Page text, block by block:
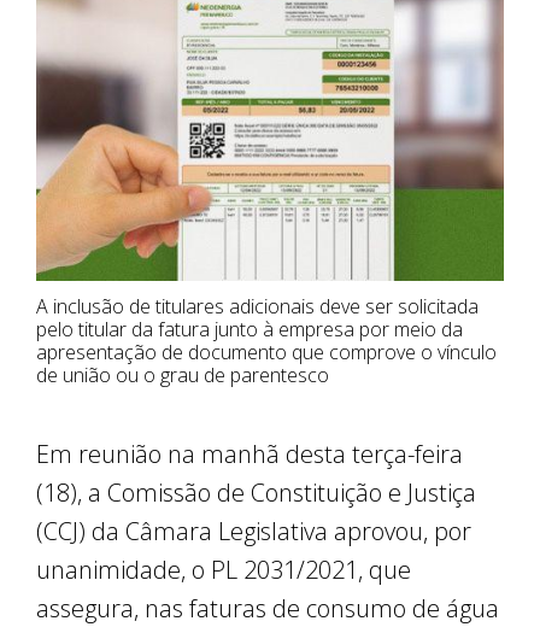
A inclusão de titulares adicionais deve ser solicitada
pelo titular da fatura junto à empresa por meio da
apresentação de documento que comprove o vínculo
de união ou o grau de parentesco
Em reunião na manhã desta terça-feira
(18), a Comissão de Constituição e Justiça
(CCJ) da Câmara Legislativa aprovou, por
unanimidade, o PL 2031/2021, que
assegura, nas faturas de consumo de água